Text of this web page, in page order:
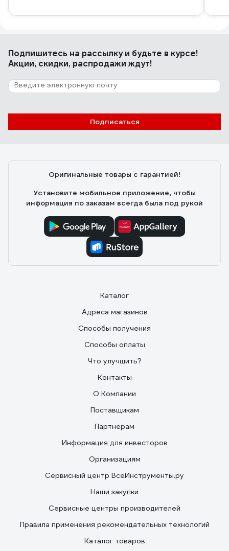
Подпишитесь на рассылкуи будьте в курсе!
Акции, скидки, распродажи ждут!
Подписаться
Оригинальные товары с гарантией!
Установите мобильное приложение, чтобы
информация по заказам всегда была под рукой
Каталог
Адреса магазинов
Способы получения
Способы оплаты
Что улучшить?
Контакты
О Компании
Поставщикам
Партнерам
Информация для инвесторов
Организациям
Сервисный центр ВсеИнструменты.ру
Наши закупки
Сервисные центры производителей
Правила применения рекомендательных технологий
Каталог товаров